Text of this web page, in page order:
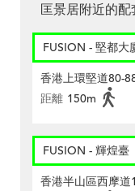
匡景居附近的配
FUSION - 堅都大
香港上環堅道80-
距離 150m
FUSION - 輝煌臺
香港半山區西摩